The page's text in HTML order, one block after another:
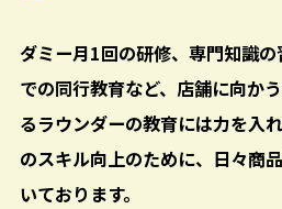
ダミー月1回の研修、専門知識
での同行教育など、店舗に向か
るラウンダーの教育には力を入
のスキル向上のために、日々商
いております。